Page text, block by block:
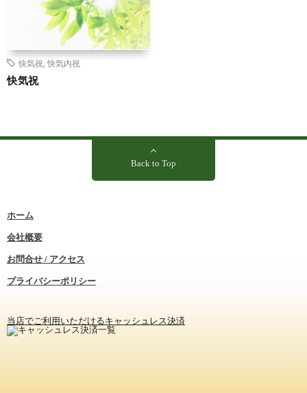
快気祝 快気内祝
快気祝
Back to Top
ホーム
会社概要
お問合せ / アクセス
プライバシーポリシー
当店でご利用いただけるキャッシュレス決済